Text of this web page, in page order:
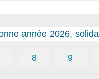
année 2026,
8 9